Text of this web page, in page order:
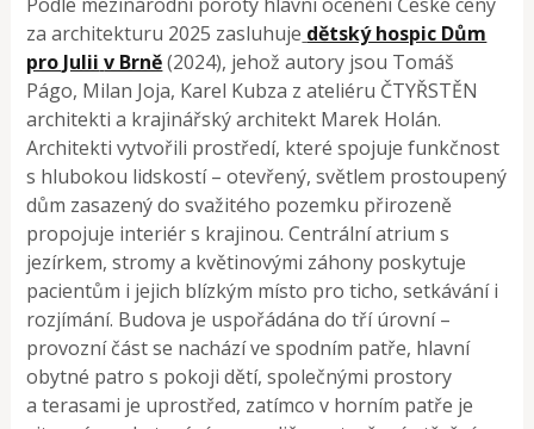
za architekturu 2025 zasluhuje dětský hospic Dům
pro Julii v Brně(2024), jehož autory jsou Tomáš
Págo, Milan Joja, Karel Kubza z ateliéru ČTYŘSTĚN
architekti a krajinářský architekt Marek Holán.
Architekti vytvořili prostředí, které spojuje funkčnost
s hlubokou lidskostí – otevřený, světlem prostoupený
dům zasazený do svažitého pozemku přirozeně
propojuje interiér s krajinou. Centrální atrium s
jezírkem, stromy a květinovými záhony poskytuje
pacientům i jejich blízkým místo pro ticho, setkávání i
rozjímání. Budova je uspořádána do tří úrovní –
provozní část se nachází ve spodním patře, hlavní
obytné patro s pokoji dětí, společnými prostory
a terasami je uprostřed, zatímco v horním patře je